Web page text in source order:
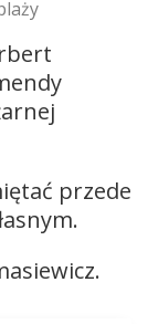
przede